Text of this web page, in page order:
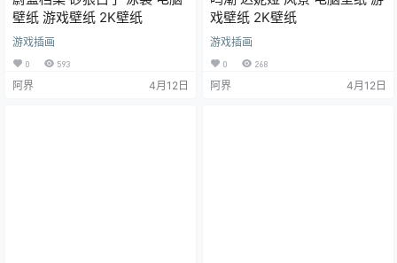
壁纸 游戏壁纸 2K壁纸
游戏插画
0 593
阿界 4月12日
戏壁纸 2K壁纸
游戏插画
0 268
阿界 4月12日